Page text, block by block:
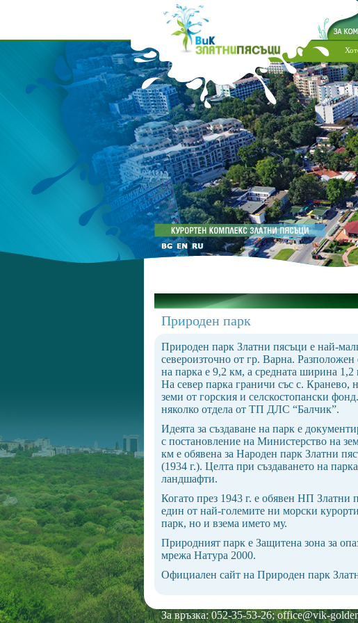
Природен парк
Природен парк Златни пясъци е най-
североизточно от гр. Варна.
на парка е 9,2 км, а средната ширина
На север парка граничи със с. Кранево,
земи от горския и селскостопански
няколко отдела от ТП ДЛС “Балчик”.
Идеята за създаване на парк е
с постановление на Министерство на
км е обявена за Народен парк Златни
(1934 г.). Целта при създаването на
ландшафти.
Когато през 1943 г. е обявен НП Златни
един от най-големите ни морски
парк, но и взема името му.
Природният парк е Защитена зона за
мрежа Натура 2000.
Официален сайт на Природен парк
За връзка: 052-35-53-26;office@vik-